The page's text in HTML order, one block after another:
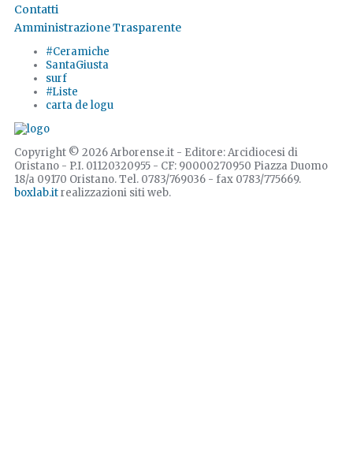
Contatti
Amministrazione Trasparente
#Ceramiche
SantaGiusta
surf
#Liste
carta de logu
Copyright © 2026 Arborense.it - Editore: Arcidiocesi di
Oristano - P.I. 01120320955 - CF: 90000270950 Piazza Duomo
18/a 09170 Oristano. Tel. 0783/769036 - fax 0783/775669.
boxlab.itrealizzazioni siti web.